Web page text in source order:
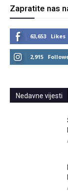
Zapratite nas
63,653 Likes
2,915
Nedavne vijesti